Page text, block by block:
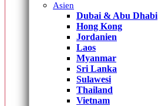
Asien
Dubai & Abu Dhabi
Hong Kong
Jordanien
Laos
Myanmar
Sri Lanka
Sulawesi
Thailand
Vietnam